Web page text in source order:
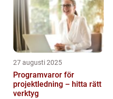
27 augusti 2025
Programvaror för
projektledning – hitta rätt
verktyg